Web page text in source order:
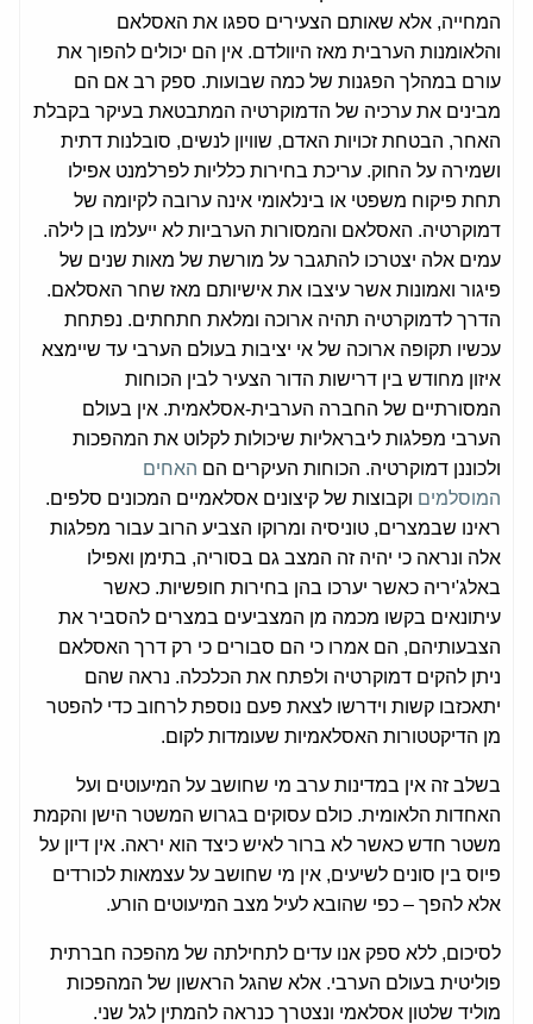
המחייה, אלא שאותם הצעירים ספגו את האסלאם
והלאומנות הערבית מאז היוולדם. אין הם יכולים להפוך את
עורם במהלך הפגנות של כמה שבועות. ספק רב אם הם
מבינים את ערכיה של הדמוקרטיה המתבטאת בעיקר בקבלת
האחר, הבטחת זכויות האדם, שוויון לנשים, סובלנות דתית
ושמירה על החוק. עריכת בחירות כלליות לפרלמנט אפילו
תחת פיקוח משפטי או בינלאומי אינה ערובה לקיומה של
דמוקרטיה. האסלאם והמסורות הערביות לא ייעלמו בן לילה.
עמים אלה יצטרכו להתגבר על מורשת של מאות שנים של
פיגור ואמונות אשר עיצבו את אישיותם מאז שחר האסלאם.
הדרך לדמוקרטיה תהיה ארוכה ומלאת חתחתים. נפתחת
עכשיו תקופה ארוכה של אי יציבות בעולם הערבי עד שיימצא
איזון מחודש בין דרישות הדור הצעיר לבין הכוחות
המסורתיים של החברה הערבית-אסלאמית. אין בעולם
הערבי מפלגות ליבראליות שיכולות לקלוט את המהפכות
ולכוננן דמוקרטיה. הכוחות העיקרים הם האחים
המוסלמים וקבוצות של קיצונים אסלאמיים המכונים סלפים.
ראינו שבמצרים, טוניסיה ומרוקו הצביע הרוב עבור מפלגות
אלה ונראה כי יהיה זה המצב גם בסוריה, בתימן ואפילו
באלג'יריה כאשר יערכו בהן בחירות חופשיות. כאשר
עיתונאים בקשו מכמה מן המצביעים במצרים להסביר את
הצבעותיהם, הם אמרו כי הם סבורים כי רק דרך האסלאם
ניתן להקים דמוקרטיה ולפתח את הכלכלה. נראה שהם
יתאכזבו קשות וידרשו לצאת פעם נוספת לרחוב כדי להפטר
מן הדיקטטורות האסלאמיות שעומדות לקום.
בשלב זה אין במדינות ערב מי שחושב על המיעוטים ועל
האחדות הלאומית. כולם עסוקים בגרוש המשטר הישן והקמת
משטר חדש כאשר לא ברור לאיש כיצד הוא יראה. אין דיון על
פיוס בין סונים לשיעים, אין מי שחושב על עצמאות לכורדים
אלא להפך – כפי שהובא לעיל מצב המיעוטים הורע.
לסיכום, ללא ספק אנו עדים לתחילתה של מהפכה חברתית
פוליטית בעולם הערבי. אלא שהגל הראשון של המהפכות
מוליד שלטון אסלאמי ונצטרך כנראה להמתין לגל שני.